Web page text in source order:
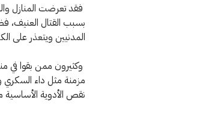
فقد تعرضت المنازل
بسبب القتال العنيف،
المدنيين ويتعذر على
وكثيرون ممن بقوا في
مزمنة مثل داء السكري
نقص الأدوية